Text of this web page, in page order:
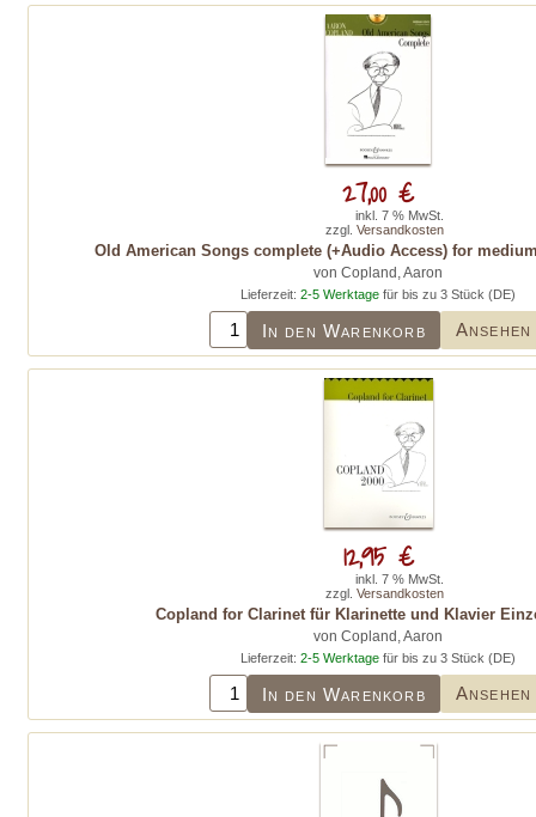
Old American Songs complete (+Audio Access) for
von Copland, Aaron
Lieferzeit: 2-5 Werktage für bis zu 3 Stück (DE)
In den Warenkorb Ansehen
27,00 €
inkl. 7 % MwSt.
zzgl. Versandkosten
Copland for Clarinet für Klarinette und Klavier
von Copland, Aaron
Lieferzeit: 2-5 Werktage für bis zu 3 Stück (DE)
In den Warenkorb Ansehen
12,95 €
inkl. 7 % MwSt.
zzgl. Versandkosten